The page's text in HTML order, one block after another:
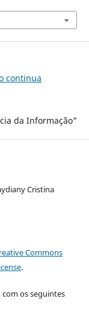
continua
da Informação"
Cristina
Commons
.
os seguintes